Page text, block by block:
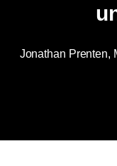
Jonathan Prenten,